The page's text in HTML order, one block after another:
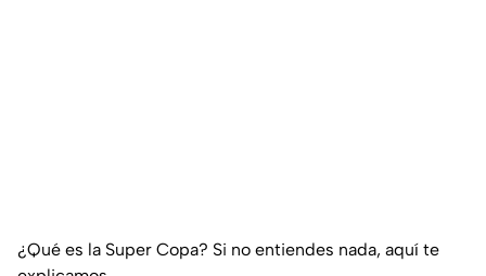
¿Qué es la Super Copa? Si no entiendes nada, aquí te